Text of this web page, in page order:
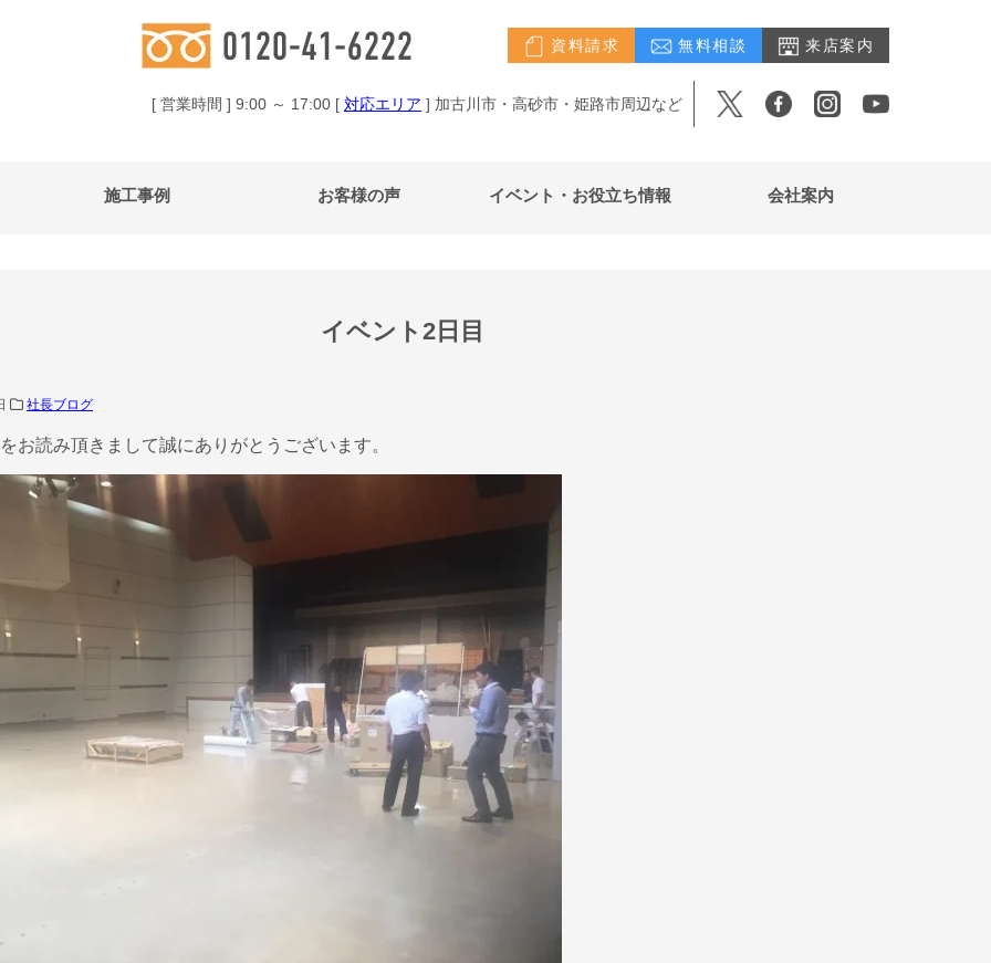
資料請求 無料相談 来店案内
[ 営業時間 ] 9:00 ～ 17:00 [ 対応エリア ] 加古川市・高砂市・姫路市周辺など
施工事例 お客様の声 イベント・お役立ち情報 会社案内
イベント2日目
社長ブログ
お読み頂きまして誠にありがとうございます。